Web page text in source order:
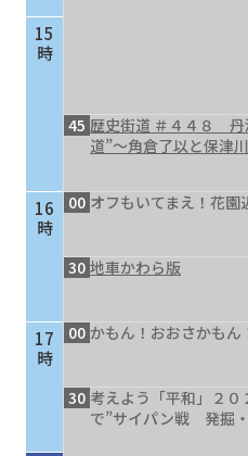
15
時
16
時
17
時
45 歴史街道 ＃４４８ 丹
道”～角倉了以と保津
00 オフもいてまえ！花園
30 地車かわら版
00 かもん！おおさかもん
30 考えよう「平和」２
で”サイパン戦 発掘